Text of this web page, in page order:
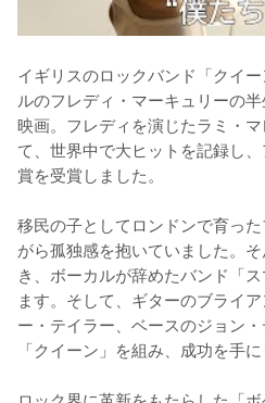
イギリスのロックバンド「クイ
ルのフレディ・マーキュリーの
映画。フレディを演じたラミ・
て、世界中で大ヒットを記録し
賞を受賞しました。
移民の子としてロンドンで育っ
がら孤独感を抱いていました。
き、ボーカルが辞めたバンド「
ます。そして、ギターのブライ
ー・テイラー、ベースのジョン
「クイーン」を組み、成功を手に